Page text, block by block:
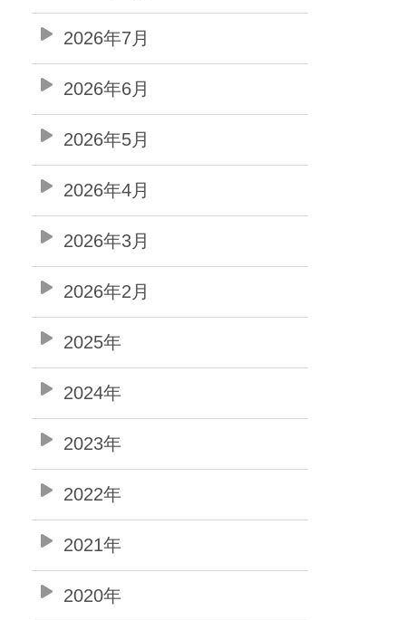
2026年7月
2026年6月
2026年5月
2026年4月
2026年3月
2026年2月
2025年
2024年
2023年
2022年
2021年
2020年